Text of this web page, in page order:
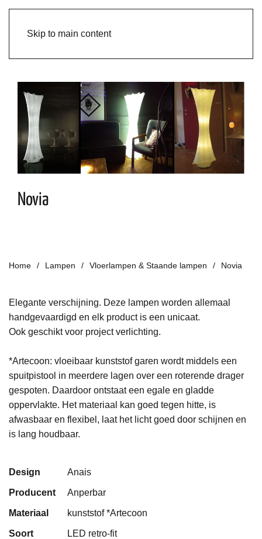
Skip to main content
Novia
Home Lampen Vloerlampen & Staande lampen Novia
Elegante verschijning. Deze lampen worden allemaal
handgevaardigd en elk product is een unicaat.
Ook geschikt voor project verlichting.
*Artecoon: vloeibaar kunststof garen wordt middels een
spuitpistool in meerdere lagen over een roterende drager
gespoten. Daardoor ontstaat een egale en gladde
oppervlakte. Het materiaal kan goed tegen hitte, is
afwasbaar en flexibel, laat het licht goed door schijnen en
is lang houdbaar.
Design Anais
Producent Anperbar
Materiaal kunststof *Artecoon
Soort
LED retro-fit